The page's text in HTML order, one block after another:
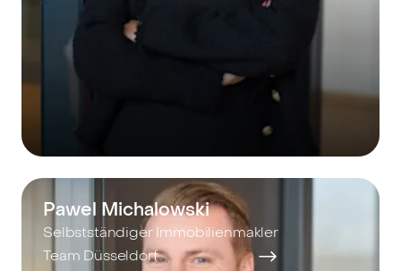
Pawel Michalowski
Selbstständiger Immobilienmakler
Team Düsseldorf